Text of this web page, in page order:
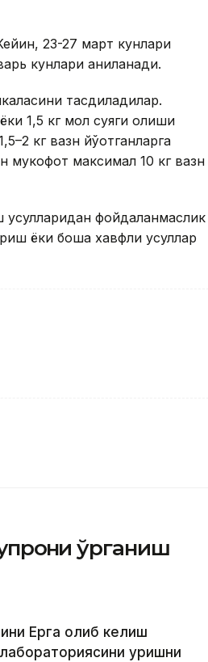
23-27 март кунлари
кунлари аниқланади.
тасдиқладилар.
1,5 кг мол суяги олиши
кг вазн йўқотганларга
мукофот максимал 10 кг вазн
усулларидан фойдаланмаслик
ёки бошқа хавфли усуллар
ўрганиш
Ерга олиб келиш
қуришни